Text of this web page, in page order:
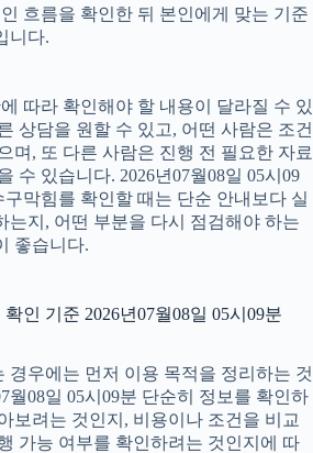
흐름을 확인한 뒤 본인에게 맞는 기준
니다.
따라 확인해야 할 내용이 달라질 수 있
상담을 원할 수 있고, 어떤 사람은 조건
며, 또 다른 사람은 진행 전 필요한 자료
수 있습니다. 2026년07월08일 05시09
막힘를 확인할 때는 단순 안내보다 실
는지, 어떤 부분을 다시 점검해야 하는
좋습니다.
인 기준 2026년07월08일 05시09분
경우에는 먼저 이용 목적을 정리하는 것
월08일 05시09분 단순히 정보를 확인하
보려는 것인지, 비용이나 조건을 비교
가능 여부를 확인하려는 것인지에 따